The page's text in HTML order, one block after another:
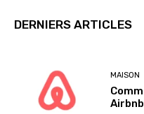
DERNIERS ARTICLES
MAISON